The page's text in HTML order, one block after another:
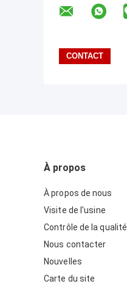
À propos
À propos de nous
Visite de l'usine
Contrôle de la qualité
Nous contacter
Nouvelles
Carte du site